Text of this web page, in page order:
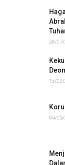
28/
13/
04/